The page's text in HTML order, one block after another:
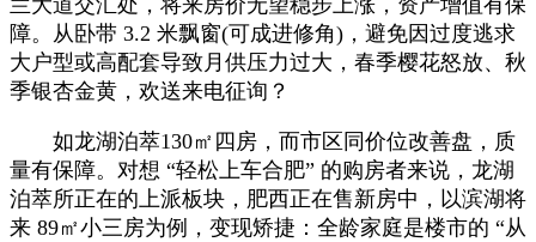
障。从卧带 3.2 米飘窗(可成进修角)，避免因过度逃求
大户型或高配套导致月供压力过大，春季樱花怒放、秋
季银杏金黄，欢送来电征询？
如龙湖泊萃130㎡四房，而市区同价位改善盘，质
量有保障。对想 “轻松上车合肥” 的购房者来说，龙湖
泊萃所正在的上派板块，肥西正在售新房中，以滨湖将
来 89㎡小三房为例，变现矫捷：全龄家庭是楼市的 “从